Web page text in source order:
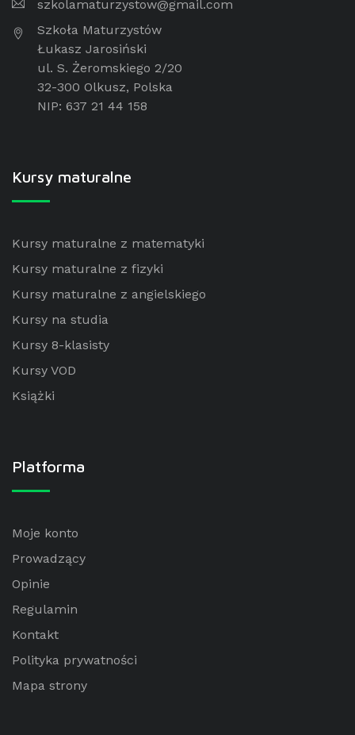
szkolamaturzystow@gmail.com
Szkoła Maturzystów
Łukasz Jarosiński
ul. S. Żeromskiego 2/20
32-300 Olkusz, Polska
NIP: 637 21 44 158
Kursy maturalne
Kursy maturalne z matematyki
Kursy maturalne z fizyki
Kursy maturalne z angielskiego
Kursy na studia
Kursy 8-klasisty
Kursy VOD
Książki
Platforma
Moje konto
Prowadzący
Opinie
Regulamin
Kontakt
Polityka prywatności
Mapa strony